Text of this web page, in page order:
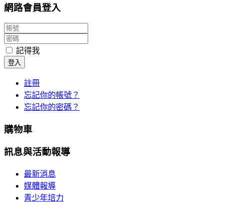
網路會員登入
記得我
登入
註冊
忘記你的帳號？
忘記你的密碼？
購物車
訊息與活動報導
最新消息
媒體報導
青少年培力